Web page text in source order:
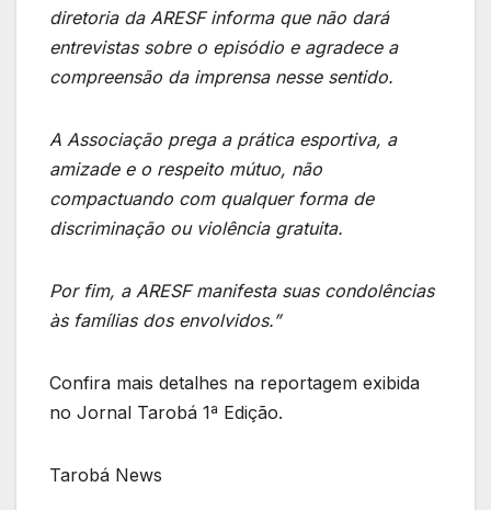
diretoria da ARESF informa que não dará
entrevistas sobre o episódio e agradece a
compreensão da imprensa nesse sentido.
A Associação prega a prática esportiva, a
amizade e o respeito mútuo, não
compactuando com qualquer forma de
discriminação ou violência gratuita.
Por fim, a ARESF manifesta suas condolências
às famílias dos envolvidos.”
Confira mais detalhes na reportagem exibida
no Jornal Tarobá 1ª Edição.
Tarobá News